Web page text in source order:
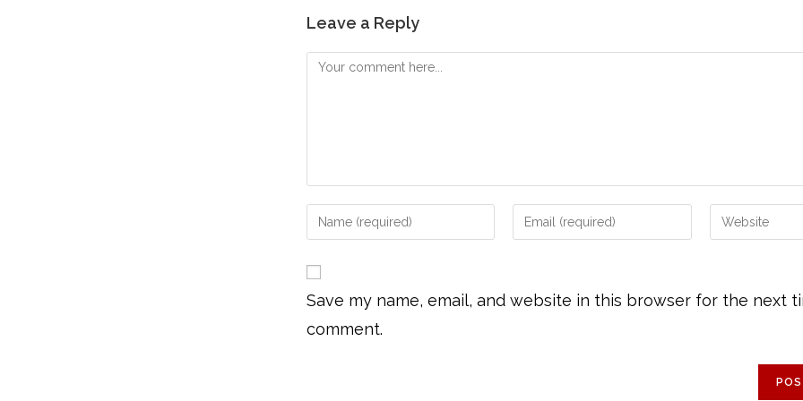
Leave a Reply
Save my name, email, and website in this browser for the next
comment.